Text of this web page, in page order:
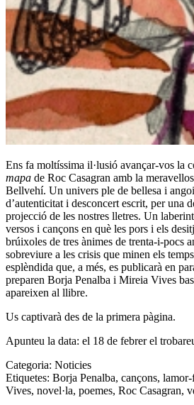
Ens fa moltíssima il·lusió avançar-vos la
mapa de Roc Casagran amb la
Bellvehí. Un univers ple de bellesa i
d’autenticitat i desconcert escrit, per una
projecció de les nostres lletres. Un
versos i cançons en què les pors i els
brúixoles de tres ànimes de trenta-i-pocs
sobreviure a les crisis que minen els
esplèndida que, a més, es publicarà en
preparen Borja Penalba i Mireia Vives
apareixen al llibre.
Us captivarà des de la primera pàgina.
Apunteu la data: el 18 de febrer el
Categoria: Noticies
Etiquetes: Borja Penalba, cançons, lamor-
Vives, novel·la, poemes, Roc Casagran,